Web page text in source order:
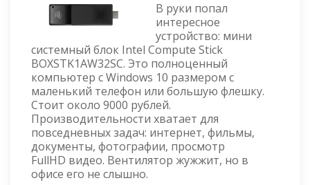
В руки попал
интересное
устройство: мини
системный блок Intel Compute Stick
BOXSTK1AW32SC. Это полноценный
компьютер с Windows 10 размером с
маленький телефон или большую флешку.
Стоит около 9000 рублей.
Производительности хватает для
повседневных задач: интернет, фильмы,
документы, фотографии, просмотр
FullHD видео. Вентилятор жужжит, но в
офисе его не слышно.